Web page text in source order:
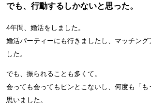
でも、行動するしかないと思った。
4年間、婚活をしました。
婚活パーティーにも行きましたし、マッチング
した。
でも、振られることも多くて。
会っても会ってもピンとこないし、何度も「
思いました。